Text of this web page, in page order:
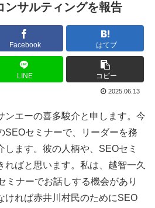
ンサルティングを報告
Facebook はてブ
LINE コピー
2025.06.13
ンエーの喜多駿介と申します。今
SEOセミナーで、リーダーを務
します。彼の人柄や、SEOセミ
ればと思います。私は、越智一久
ミナーでお話しする機会があり
ければ赤井川村民のためにSEO